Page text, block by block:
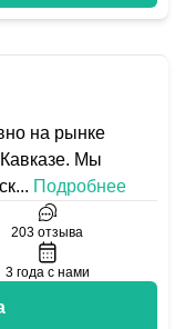
на рынке
Мы
... Подробнее
203 отзыва
3 года с нами